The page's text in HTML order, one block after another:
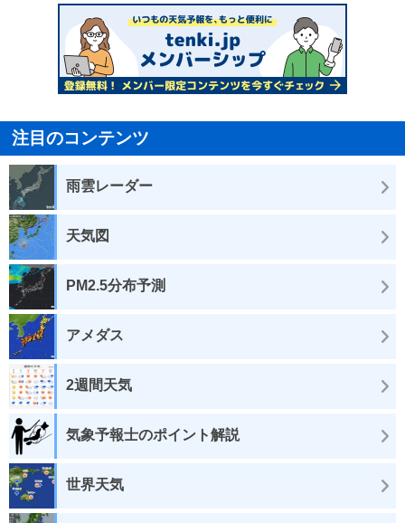
注目のコンテンツ
雨雲レーダー
天気図
PM2.5分布予測
アメダス
2週間天気
気象予報士のポイント解説
世界天気